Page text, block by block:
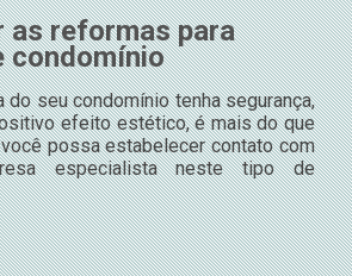
as reformas para
condomínio
do seu condomínio tenha segurança,
efeito estético, é mais do que
possa estabelecer contato com
especialista neste tipo de